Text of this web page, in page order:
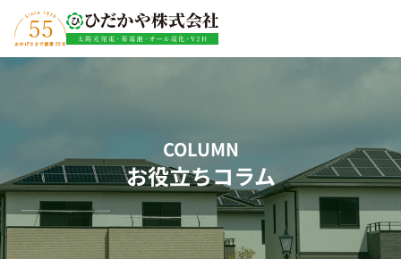
内容をスキップ
COLUMN
お役立ちコラム